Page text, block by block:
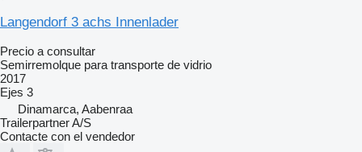
Langendorf 3 achs Innenlader
Precio a consultar
Semirremolque para transporte de vidrio
2017
Ejes 3
Dinamarca, Aabenraa
Trailerpartner A/S
Contacte con el vendedor